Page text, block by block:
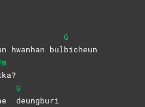
hwanhan bul
G
bicheun
G
deungburi